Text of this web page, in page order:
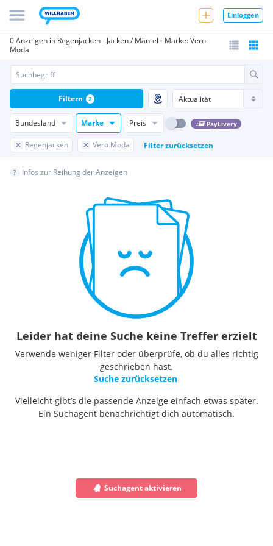
Einloggen
0 Anzeigen in Regenjacken - Jacken / Mäntel - Marke: Vero
Moda
Bundesland Marke Preis PayLivery
Regenjacken Vero Moda Filter zurücksetzen
Filtern 2
Infos zur Reihung der Anzeigen
Leider hat deine Suche keine Treffer erzielt
Verwende weniger Filter oder überprüfe, ob du alles richtig
geschrieben hast.
Suche zurücksetzen
Vielleicht gibt’s die passende Anzeige einfach etwas später.
Ein Suchagent benachrichtigt dich automatisch.
Suchagent aktivieren